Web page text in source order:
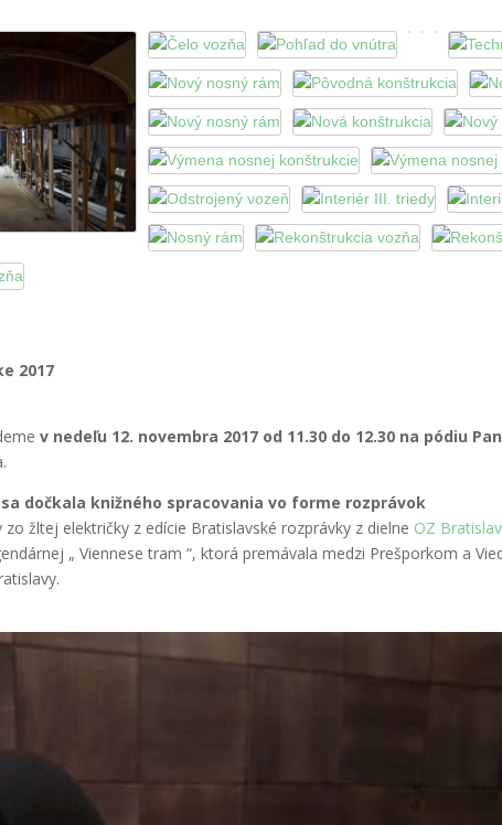
2017
v nedeľu 12. novembra 2017 od 11.30 do 12.30 na pódiu
sa dočkala knižného spracovania vo forme rozprávok
žltej električky z edície Bratislavské rozprávky z dielne OZ
„ Viennese tram“, ktorá premávala medzi Prešporkom a